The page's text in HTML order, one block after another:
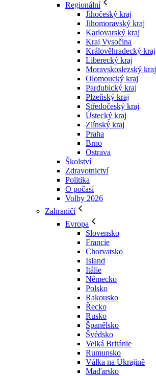
Regionální
Jihočeský kraj
Jihomoravský kraj
Karlovarský kraj
Kraj Vysočina
Králověhradecký kraj
Liberecký kraj
Moravskoslezský kraj
Olomoucký kraj
Pardubický kraj
Plzeňský kraj
Středočeský kraj
Ústecký kraj
Zlínský kraj
Praha
Brno
Ostrava
Školství
Zdravotnictví
Politika
O počasí
Volby 2026
Zahraničí
Evropa
Slovensko
Francie
Chorvatsko
Island
Itálie
Německo
Polsko
Rakousko
Řecko
Rusko
Španělsko
Švédsko
Velká Británie
Rumunsko
Válka na Ukrajině
Maďarsko